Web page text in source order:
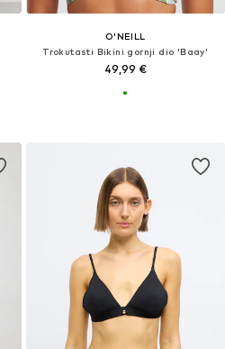
O'NEILL
Trokutasti Bikini gornji dio 'Baay'
49,99 €